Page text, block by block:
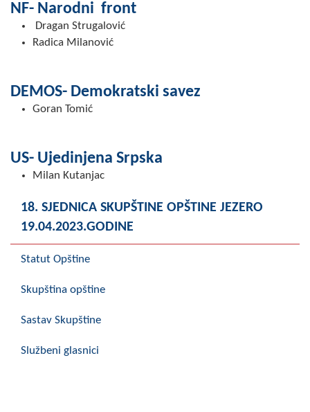
NF- Narodni front
Dragan Strugalović
Radica Milanović
DEMOS- Demokratski savez
Goran Tomić
US- Ujedinjena Srpska
Milan Kutanjac
18. SJEDNICA SKUPŠTINE OPŠTINE JEZERO
19.04.2023.GODINE
Statut Opštine
Skupština opštine
Sastav Skupštine
Službeni glasnici